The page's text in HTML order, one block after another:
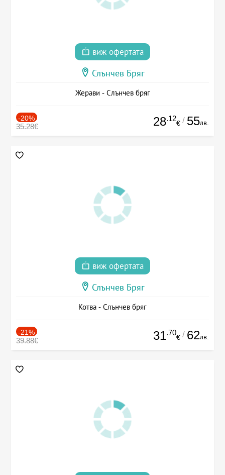
виж офертата
Слънчев Бряг
Жерави - Слънчев бряг
-20%
35.28€ 28.12
€ / 55лв.
виж офертата
Слънчев Бряг
Котва - Слънчев бряг
-21%
39.88€ 31.70
€ / 62лв.